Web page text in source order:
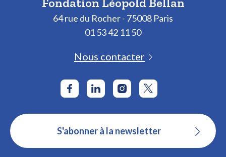
64 rue du Rocher - 75008 Paris
01 53 42 11 50
Nous contacter
S'abonner à la newsletter